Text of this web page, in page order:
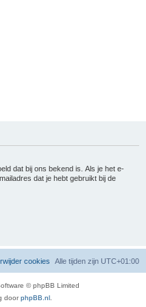
dat bij ons bekend is. Als je het e-
dat je hebt gebruikt bij de
Alle tijden zijn UTC+01:00
cookies
© phpBB Limited
doorphpBB.nl